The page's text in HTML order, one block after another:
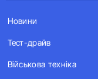
Новини
Тест-драйв
Військова техніка